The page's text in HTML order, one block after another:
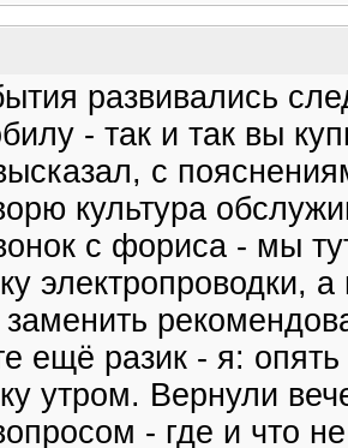
развивались
- так и так вы
с
культура
с фориса - мы
электропроводки,
заменить
ещё разик - я:
утром. Вернули
- где и что